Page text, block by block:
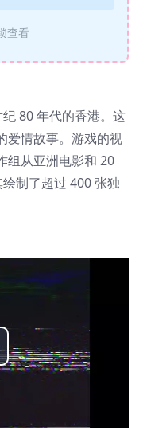
查看
纪 80 年代的香港。这
爱情故事。游戏的视
组从亚洲电影和 20
制了超过 400 张独